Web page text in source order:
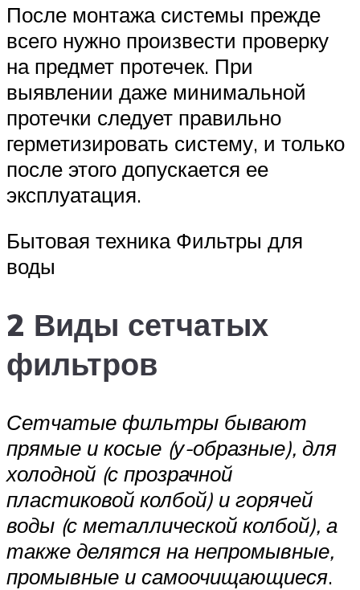
После монтажа системы прежде
всего нужно произвести проверку
на предмет протечек. При
выявлении даже минимальной
протечки следует правильно
герметизировать систему, и только
после этого допускается ее
эксплуатация.
Бытовая техника Фильтры для
воды
2 Виды сетчатых
фильтров
Сетчатые фильтры бывают
прямые и косые (у-образные), для
холодной (с прозрачной
пластиковой колбой) и горячей
воды (с металлической колбой), а
также делятся на непромывные,
промывные и самоочищающиеся.